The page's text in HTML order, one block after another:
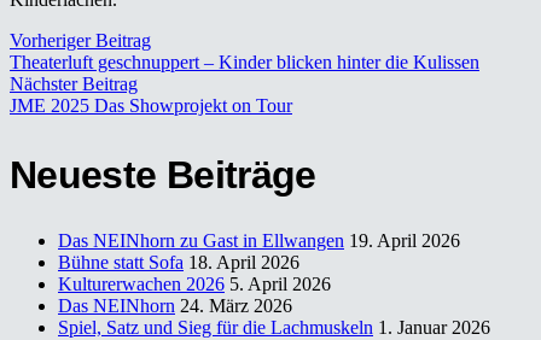
Vorheriger Beitrag
Theaterluft geschnuppert – Kinder blicken hinter die Kulissen
Nächster Beitrag
JME 2025 Das Showprojekt on Tour
Neueste Beiträge
Das NEINhorn zu Gast in Ellwangen 19. April 2026
Bühne statt Sofa 18. April 2026
Kulturerwachen 2026 5. April 2026
Das NEINhorn 24. März 2026
Spiel, Satz und Sieg für die Lachmuskeln 1. Januar 2026